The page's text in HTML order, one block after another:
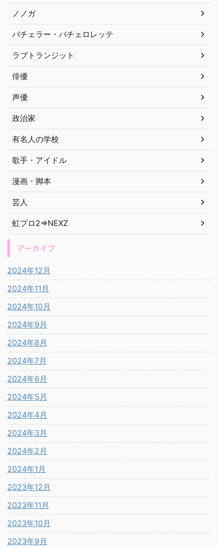
ノノガ
バチェラー・バチェロレッテ
ラブトランジット
俳優
声優
政治家
有名人の学校
歌手・アイドル
漫画・脚本
芸人
虹プロ2⇒NEXZ
アーカイブ
2024年12月
2024年11月
2024年10月
2024年9月
2024年8月
2024年7月
2024年6月
2024年5月
2024年4月
2024年3月
2024年2月
2024年1月
2023年12月
2023年11月
2023年10月
2023年9月